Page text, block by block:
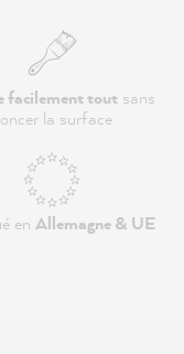
facilement toutsans
la surface
en Allemagne & UE